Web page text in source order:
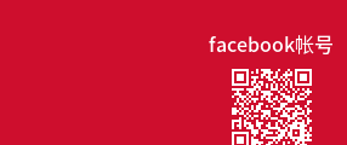
facebook帐号